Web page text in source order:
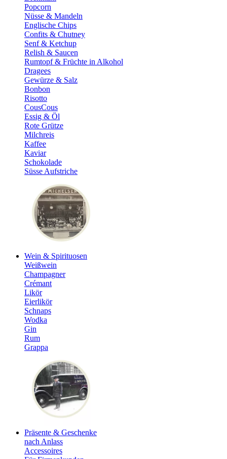
Popcorn
Nüsse & Mandeln
Englische Chips
Confits & Chutney
Senf & Ketchup
Relish & Saucen
Rumtopf & Früchte in Alkohol
Dragees
Gewürze & Salz
Bonbon
Risotto
CousCous
Essig & Öl
Rote Grütze
Milchreis
Kaffee
Kaviar
Schokolade
Süsse Aufstriche
Wein & Spirituosen
Weißwein
Champagner
Crémant
Likör
Eierlikör
Schnaps
Wodka
Gin
Rum
Grappa
Präsente & Geschenke
nach Anlass
Accessoires